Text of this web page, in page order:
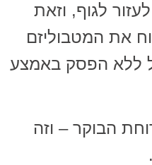
לגוף, וזאת
את המטבוליזם
ללא הפסק באמצע
הבוקר – וזה